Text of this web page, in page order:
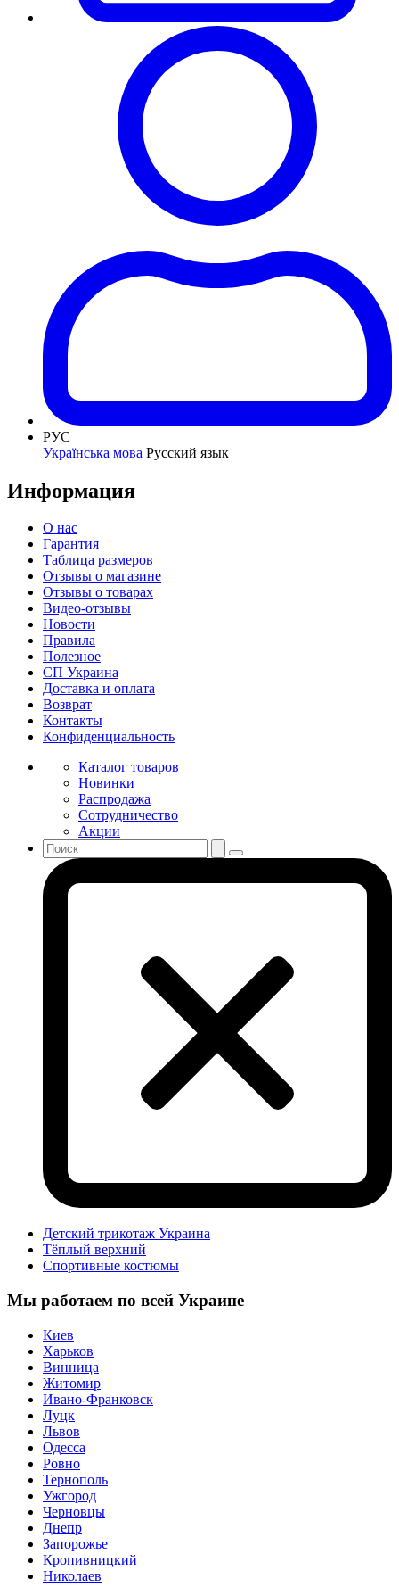
РУС
Українська мова Русский язык
Информация
О нас
Гарантия
Таблица размеров
Отзывы о магазине
Отзывы о товарах
Видео-отзывы
Новости
Правила
Полезное
СП Украина
Доставка и оплата
Возврат
Контакты
Конфиденциальность
Каталог товаров
Новинки
Распродажа
Сотрудничество
Акции
Детский трикотаж Украина
Тёплый верхний
Спортивные костюмы
Мы работаем по всей Украине
Киев
Харьков
Винница
Житомир
Ивано-Франковск
Луцк
Львов
Одесса
Ровно
Тернополь
Ужгород
Черновцы
Днепр
Запорожье
Кропивницкий
Николаев